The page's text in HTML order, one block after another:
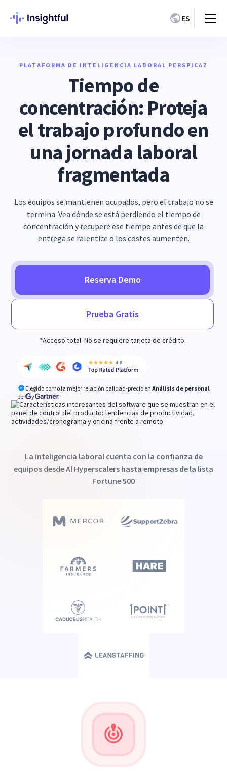
ES
PLATAFORMA DE INTELIGENCIA LABORAL PERSPICAZ
Tiempo de
concentración: Proteja
el trabajo profundo en
una jornada laboral
fragmentada
Los equipos se mantienen ocupados, pero el trabajo no se
termina. Vea dónde se está perdiendo el tiempo de
concentración y recupere ese tiempo antes de que la
entrega se ralentice o los costes aumenten.
Reserva Demo
Prueba Gratis
*Acceso total. No se requiere tarjeta de crédito.
Elegido como la mejor relación calidad-precio en Análisis de personal
por
y
La inteligencia laboral cuenta con la confianza de
equipos desde Al Hyperscalers hasta empresas de la lista
Fortune 500